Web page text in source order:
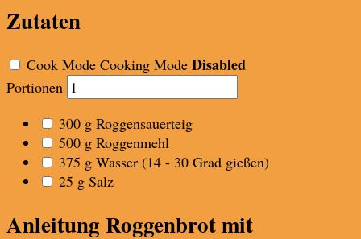
Zutaten
Cook Mode Cooking Mode Disabled
Portionen
300 g Roggensauerteig
500 g Roggenmehl
375 g Wasser (14 - 30 Grad gießen)
25 g Salz
Anleitung Roggenbrot mit